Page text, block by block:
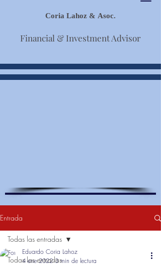
Coria Lahoz & Asoc.
Financial & Investment Advisor
Entrada
Todas las entradas
Todas las entradas
Eduardo Coria Lahoz
4 ene 2022 3 min de lectura